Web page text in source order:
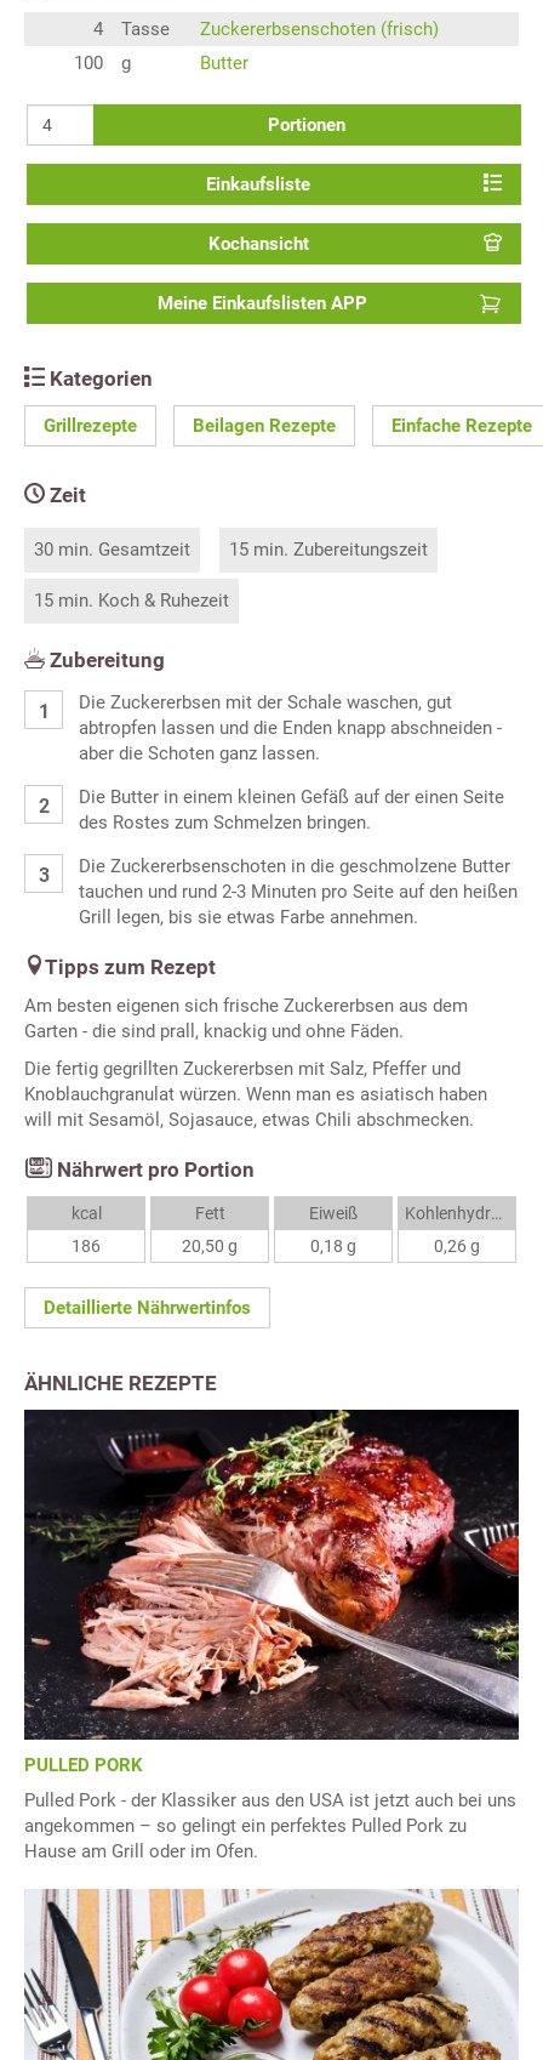
4 Tasse
Zuckererbsenschoten (frisch)
100
g Butter
Portionen
Einkaufsliste
Kochansicht
Meine Einkaufslisten APP
Kategorien
Grillrezepte Beilagen Rezepte Einfache Rezepte
Zeit
30 min. Gesamtzeit 15 min. Zubereitungszeit
15 min. Koch & Ruhezeit
Zubereitung
Die Zuckererbsen mit der Schale waschen, gut
abtropfen lassen und die Enden knapp abschneiden -
aber die Schoten ganz lassen.
Die Butter in einem kleinen Gefäß auf der einen Seite
des Rostes zum Schmelzen bringen.
Die Zuckererbsenschoten in die geschmolzene Butter
tauchen und rund 2-3 Minuten pro Seite auf den heißen
Grill legen, bis sie etwas Farbe annehmen.
Tipps zum Rezept
Am besten eigenen sich frische Zuckererbsen aus dem
Garten - die sind prall, knackig und ohne Fäden.
Die fertig gegrillten Zuckererbsen mit Salz, Pfeffer und
Knoblauchgranulat würzen. Wenn man es asiatisch haben
will mit Sesamöl, Sojasauce, etwas Chili abschmecken.
Nährwert pro Portion
kcal
186
Fett
20,50 g
Eiweiß
0,18 g
Kohlenhydrate
0,26 g
Detaillierte Nährwertinfos
ÄHNLICHE REZEPTE
PULLED PORK
Pulled Pork - der Klassiker aus den USA ist jetzt auch bei uns
angekommen – so gelingt ein perfektes Pulled Pork zu
Hause am Grill oder im Ofen.